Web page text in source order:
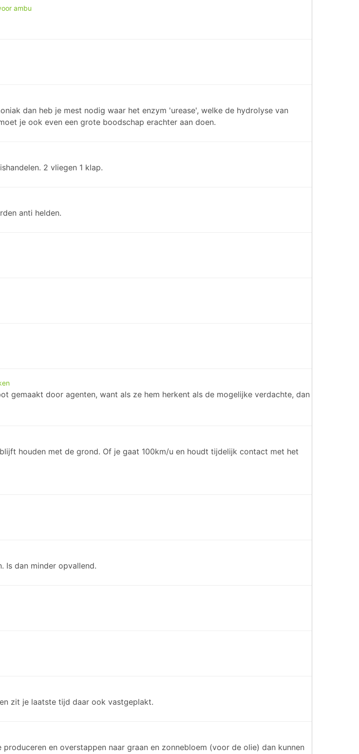
ambu
dan heb je mest nodig waar het enzym 'urease', welke de hydrolyse van
je ook even een grote boodschap erachter aan doen.
2 vliegen 1 klap.
anti helden.
gemaakt door agenten, want als ze hem herkent als de mogelijke verdachte, dan
houden met de grond. Of je gaat 100km/u en houdt tijdelijk contact met het
Is dan minder opvallend.
zit je laatste tijd daar ook vastgeplakt.
en overstappen naar graan en zonnebloem (voor de olie) dan kunnen